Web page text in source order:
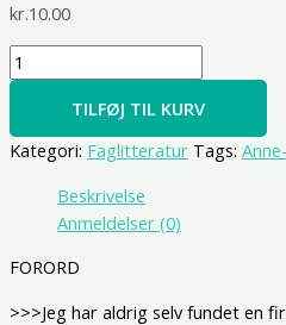
kr.10.00
TILFØJ TIL KURV
Kategori: Faglitteratur Tags:
Beskrivelse
Anmeldelser (0)
FORORD
>>>Jeg har aldrig selv fundet en